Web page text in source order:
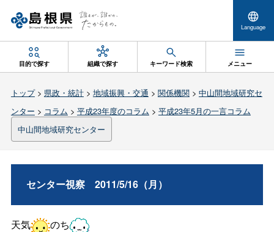
Language
目的で探す 組織で探す キーワード検索 メニュー
トップ> 県政・統計> 地域振興・交通 > 関係機関> 中山間地域研究セ
ンター > コラム > 平成23年度のコラム > 平成23年5月の一言コラム
中山間地域研究センター
センター視察 2011/5/16（月）
天気 のち